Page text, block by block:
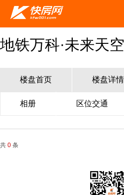
地铁万科·未来天
楼盘首页 楼盘详情
相册 区位交通
共 0 条